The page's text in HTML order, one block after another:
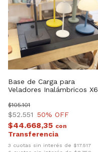
Base de Carga para
Veladores Inalámbricos X6
$52.551
$105.101
50% OFF
$44.668,35 con
3 cuotas sin interés de $17.517